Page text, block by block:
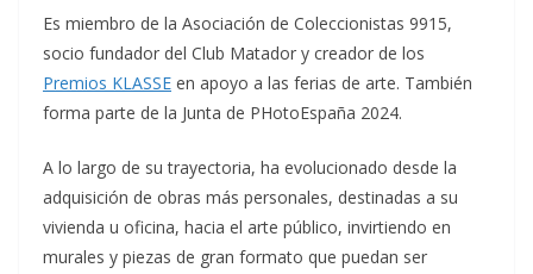
Es miembro de la Asociación de Coleccionistas 9915,
socio fundador del Club Matador y creador de los
Premios KLASSE en apoyo a las ferias de arte. También
forma parte de la Junta de PHotoEspaña 2024.
A lo largo de su trayectoria, ha evolucionado desde la
adquisición de obras más personales, destinadas a su
vivienda u oficina, hacia el arte público, invirtiendo en
murales y piezas de gran formato que puedan ser